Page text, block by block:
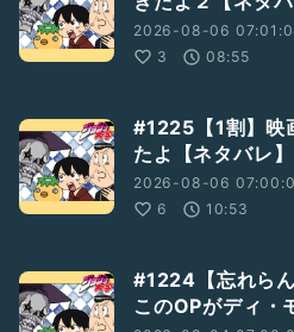
不定期で短めのラジオを配信中！
活動2021/9/16〜
◆Twitterアカウント
2026-08-06
3
08:55
#1225【1割】映
たよ【ネタバレ】
2026-08-06
6
10:53
#1224【忘れら
このOPがディ・